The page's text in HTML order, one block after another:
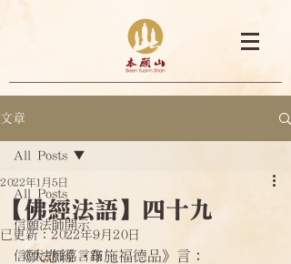
文章
All Posts
信願法師開示
信願法師嘉言錄
All Posts
【佛經法語】四十九
2022年1月5日
已更新： 2022年9月20日
《大悲經·布施福德品》言：